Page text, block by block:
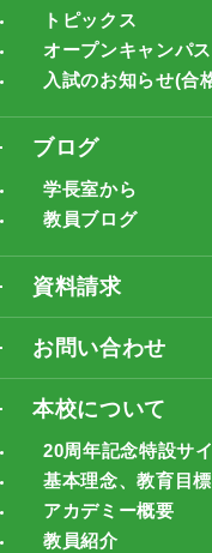
トピックス
オープンキャンパ
入試のお知らせ(合
ブログ
学長室から
教員ブログ
資料請求
お問い合わせ
本校について
20周年記念特設サ
基本理念、教育目標
アカデミー概要
教員紹介